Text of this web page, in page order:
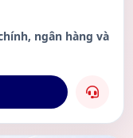
ngân hàng và